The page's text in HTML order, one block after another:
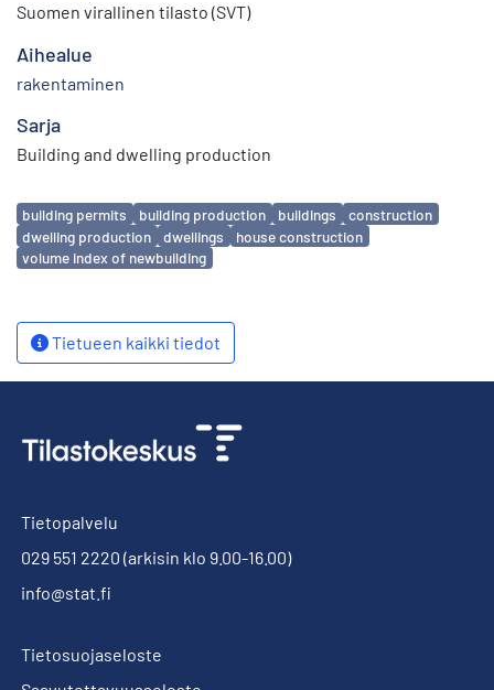
Suomen virallinen tilasto (SVT)
Aihealue
rakentaminen
Sarja
Building and dwelling production
Avainsanat
building permits building production buildings
construction
dwelling production
dwellings
house construction
volume index of newbuilding
Tietueen kaikki tiedot
Tietopalvelu
029 551 2220 (arkisin klo 9.00-16.00)
info@stat.fi
Tietosuojaseloste